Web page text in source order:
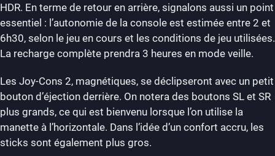
HDR. En terme de retour en arrière, signalons aussi un point
essentiel : l’autonomie de la console est estimée entre 2 et
6h30, selon le jeu en cours et les conditions de jeu utilisées.
La recharge complète prendra 3 heures en mode veille.
Les Joy-Cons 2, magnétiques, se déclipseront avec un petit
bouton d’éjection derrière. On notera des boutons SL et SR
plus grands, ce qui est bienvenu lorsque l’on utilise la
manette à l’horizontale. Dans l’idée d’un confort accru, les
sticks sont également plus gros.